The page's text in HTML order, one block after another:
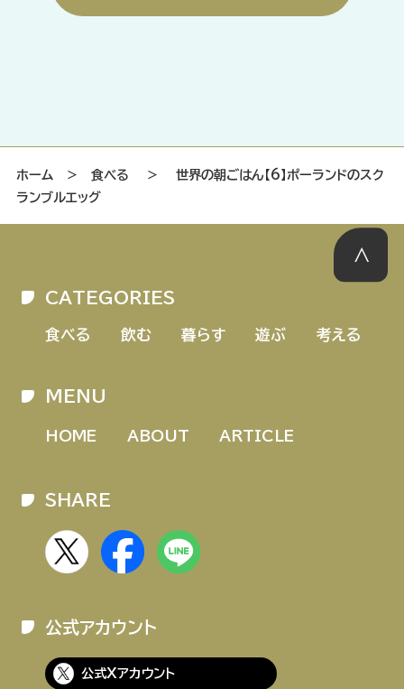
ホーム ＞ 食べる ＞ 世界の朝ごはん【6】ポーランドのスク
ランブルエッグ
CATEGORIES
食べる 飲む 暮らす 遊ぶ 考える
MENU
HOME ABOUT ARTICLE
SHARE
公式アカウント
公式Xアカウント